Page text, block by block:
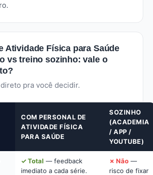
Atividade Física para Saúde
vs treino sozinho: vale o
pra você decidir.
COM PERSONAL DE
ATIVIDADE FÍSICA
PARA SAÚDE
SOZINHO
(ACADEMIA
/ APP /
YOUTUBE)
✓ Total — feedback
imediato a cada série.
✗ Não —
risco de fixar